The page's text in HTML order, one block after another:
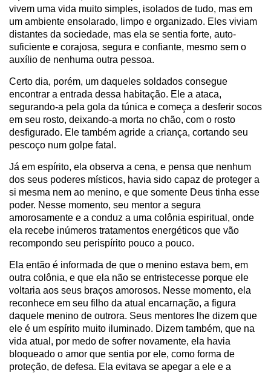
vivem uma vida muito simples, isolados de tudo, mas em
um ambiente ensolarado, limpo e organizado. Eles viviam
distantes da sociedade, mas ela se sentia forte, auto-
suficiente e corajosa, segura e confiante, mesmo sem o
auxílio de nenhuma outra pessoa.
Certo dia, porém, um daqueles soldados consegue
encontrar a entrada dessa habitação. Ele a ataca,
segurando-a pela gola da túnica e começa a desferir socos
em seu rosto, deixando-a morta no chão, com o rosto
desfigurado. Ele também agride a criança, cortando seu
pescoço num golpe fatal.
Já em espírito, ela observa a cena, e pensa que nenhum
dos seus poderes místicos, havia sido capaz de proteger a
si mesma nem ao menino, e que somente Deus tinha esse
poder. Nesse momento, seu mentor a segura
amorosamente e a conduz a uma colônia espiritual, onde
ela recebe inúmeros tratamentos energéticos que vão
recompondo seu perispírito pouco a pouco.
Ela então é informada de que o menino estava bem, em
outra colônia, e que ela não se entristecesse porque ele
voltaria aos seus braços amorosos. Nesse momento, ela
reconhece em seu filho da atual encarnação, a figura
daquele menino de outrora. Seus mentores lhe dizem que
ele é um espírito muito iluminado. Dizem também, que na
vida atual, por medo de sofrer novamente, ela havia
bloqueado o amor que sentia por ele, como forma de
proteção, de defesa. Ela evitava se apegar a ele e a